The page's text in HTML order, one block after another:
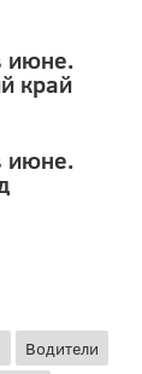
июне.
край
июне.
Водители